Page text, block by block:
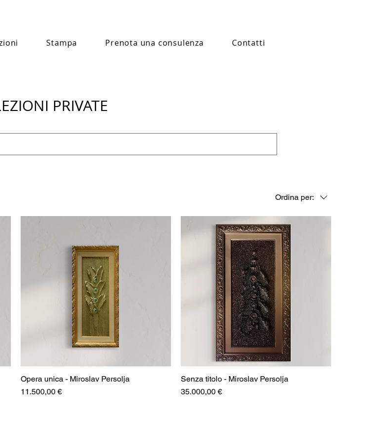
Stampa Prenota una consulenza Contatti
PRIVATE
Ordina per:
Opera unica - Miroslav Persolja
Prezzo
11.500,00 €
Senza titolo - Miroslav Persolja
Prezzo
35.000,00 €